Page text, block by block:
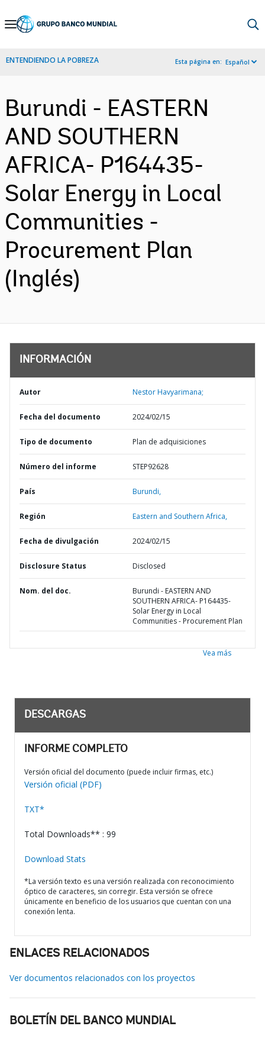
Skip
Navigation
ENTENDIENDO LA POBREZA Esta página en: Español
Burundi - EASTERN
AND SOUTHERN
AFRICA- P164435-
Solar Energy in Local
Communities -
Procurement Plan
(Inglés)
INFORMACIÓN
Autor Nestor Havyarimana;
Fecha del documento 2024/02/15
Tipo de documento Plan de adquisiciones
Número del informe STEP92628
País Burundi,
Región Eastern and Southern Africa,
Fecha de divulgación 2024/02/15
Disclosure Status Disclosed
Nom. del doc.
Burundi - EASTERN AND
SOUTHERN AFRICA- P164435-
Solar Energy in Local
Communities - Procurement Plan
Vea más
DESCARGAS
INFORME COMPLETO
Versión oficial del documento (puede incluir firmas, etc.)
Versión oficial (PDF)
TXT*
Total Downloads** : 99
Download Stats
*La versión texto es una versión realizada con reconocimiento
óptico de caracteres, sin corregir. Esta versión se ofrece
únicamente en beneficio de los usuarios que cuentan con una
conexión lenta.
ENLACES RELACIONADOS
Ver documentos relacionados con los proyectos
BOLETÍN DEL BANCO MUNDIAL